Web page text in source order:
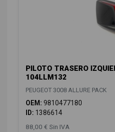
PILOTO TRASERO
104LLM132
PEUGEOT 3008 ALLURE PACK
OEM: 9810477180
ID: 1386614
88,00 € Sin IVA